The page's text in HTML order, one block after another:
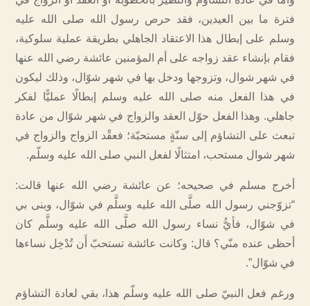
فترة ما بين العيدين، فقد حرص رسول الله صلى الله عليه
وسلم على إبطال هذا الاعتقاد الجاهلي بطريقة عملية سلوكية،
فقام بإنشاء عقد زواجه على أم المؤمنين عائشة رضي الله عنها
في شهر شوال، وتزوجها ودخل بها في شهر شوّال، وذلك ليكون
في هذا الفعل منه صلى الله عليه وسلم إبطالًا عمليًّا لفكر
جاهلي. وهذا الفعل حوّل العقد والزواج في شهر شوّال من عادة
تبعث على التشاؤم إلى سنّةٍ مستحبّة؛ فعقْد الزواج والزواج في
شهر شوال مستحب، امتثالًا لفعل النبي صلى الله عليه وسلّم.
أخرج مسلم في صحيحه؛ عن عائشة رضي الله عنها قالت:
“تزوّجني رسول الله صلَّى الله عليه وسلَّم في شوّال، وبنى بي
في شوّال، فأيُّ نساء رسول الله صلَّى الله عليه وسلَّم كان
أحظى عنده منّي؟ قال: وكانت عائشة تستحبّ أَن تُدْخِل نساءها
في شوّال”.
ورغم فعل النبيّ صلى الله عليه وسلّم هذا، بقي لعادة التشاؤم